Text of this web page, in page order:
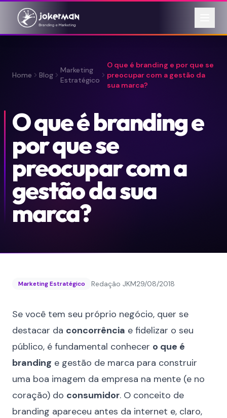
Home Blog
Marketing
Estratégico
O que é branding e por que se
preocupar com a gestão da
sua marca?
O que é branding e
por que se
preocupar com a
gestão da sua
marca?
Marketing Estratégico Redação JKM29/08/2018
Se você tem seu próprio negócio, quer se
destacar da concorrência e fidelizar o seu
público, é fundamental conhecer o que é
branding e gestão de marca para construir
uma boa imagem da empresa na mente (e no
coração) do consumidor. O conceito de
branding apareceu antes da internet e, claro,